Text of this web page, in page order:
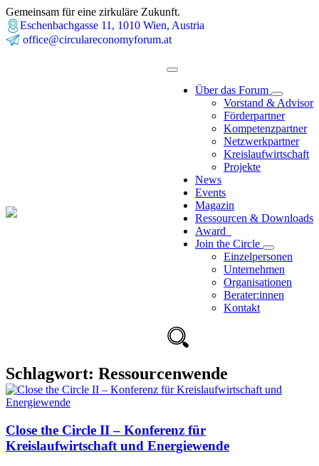
Gemeinsam für eine zirkuläre Zukunft.
Eschenbachgasse 11, 1010 Wien, Austria
office@circulareconomyforum.at
Über das Forum
Vorstand & Advisor
Förderpartner
Kompetenzpartner
Netzwerkpartner
Kreislaufwirtschaft
Projekte
News
Events
Magazin
Ressourcen & Downloads
Award
Join the Circle
Einzelpersonen
Unternehmen
Organisationen
Berater:innen
Kontakt
Schlagwort: Ressourcenwende
Close the Circle II – Konferenz für
Kreislaufwirtschaft und Energiewende